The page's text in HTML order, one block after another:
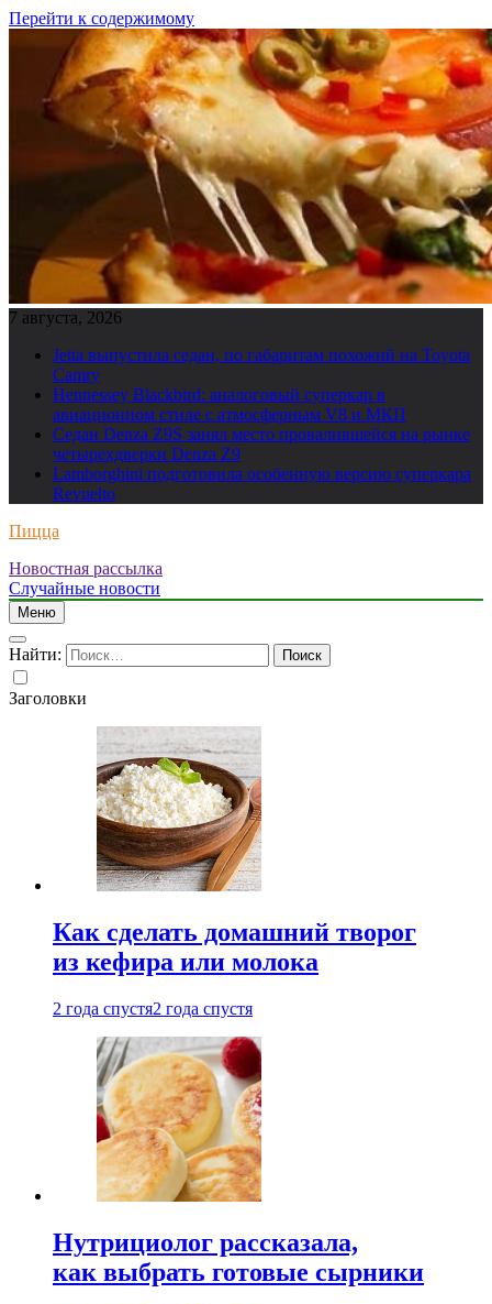
Перейти к содержимому
7 августа, 2026
Jetta выпустила седан, по габаритам похожий на Toyota
Camry
Hennessey Blackbird: аналоговый суперкар в
авиационном стиле с атмосферным V8 и МКП
Седан Denza Z9S занял место провалившейся на рынке
четырехдверки Denza Z9
Lamborghini подготовила особенную версию суперкара
Revuelto
Пицца
Новостная рассылка
Случайные новости
Меню
Найти:
Заголовки
Как сделать домашний творог
из кефира или молока
2 года спустя2 года спустя
Нутрициолог рассказала,
как выбрать готовые сырники